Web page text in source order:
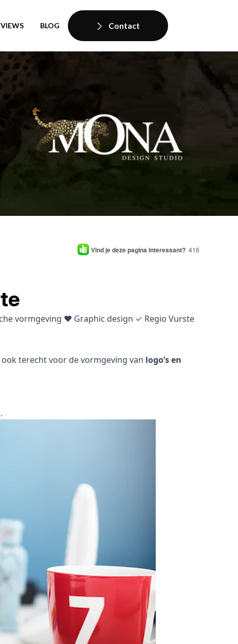
BLOG Contact
Vind je deze pagina interessant? 416
vormgeving ♥ Graphic design ✓ Regio Vurste
terecht voor de vormgeving van logo’s en